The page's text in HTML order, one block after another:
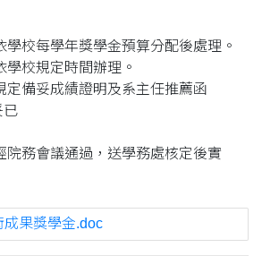
學校每學年獎學金預算分配後處理。
學校規定時間辦理。
定備妥成績證明及系主任推薦函
已
院務會議通過，送學務處核定後實
成果獎學金.doc